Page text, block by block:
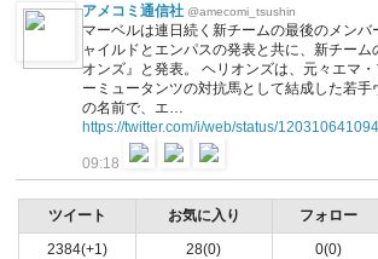
アメコミ通信社 @amecomi_tsushin
マーベルは連日続く新チームの最後のメンバ
ャイルドとエンパスの発表と共に、新チーム
オンズ』と発表。 ヘリオンズは、元々エマ・
ーミュータンツの対抗馬として結成した若手
の名前で、エ…
https://twitter.com/i/web/status/
09:18
ツイート お気に入り フォロー
2384(+1)
28(0) 0(0)